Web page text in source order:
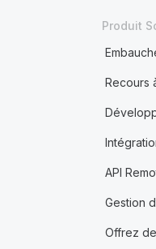
Produit
Recours
API
Gestion
Offrez